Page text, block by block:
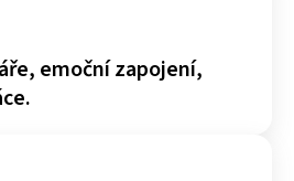
emoční zapojení,